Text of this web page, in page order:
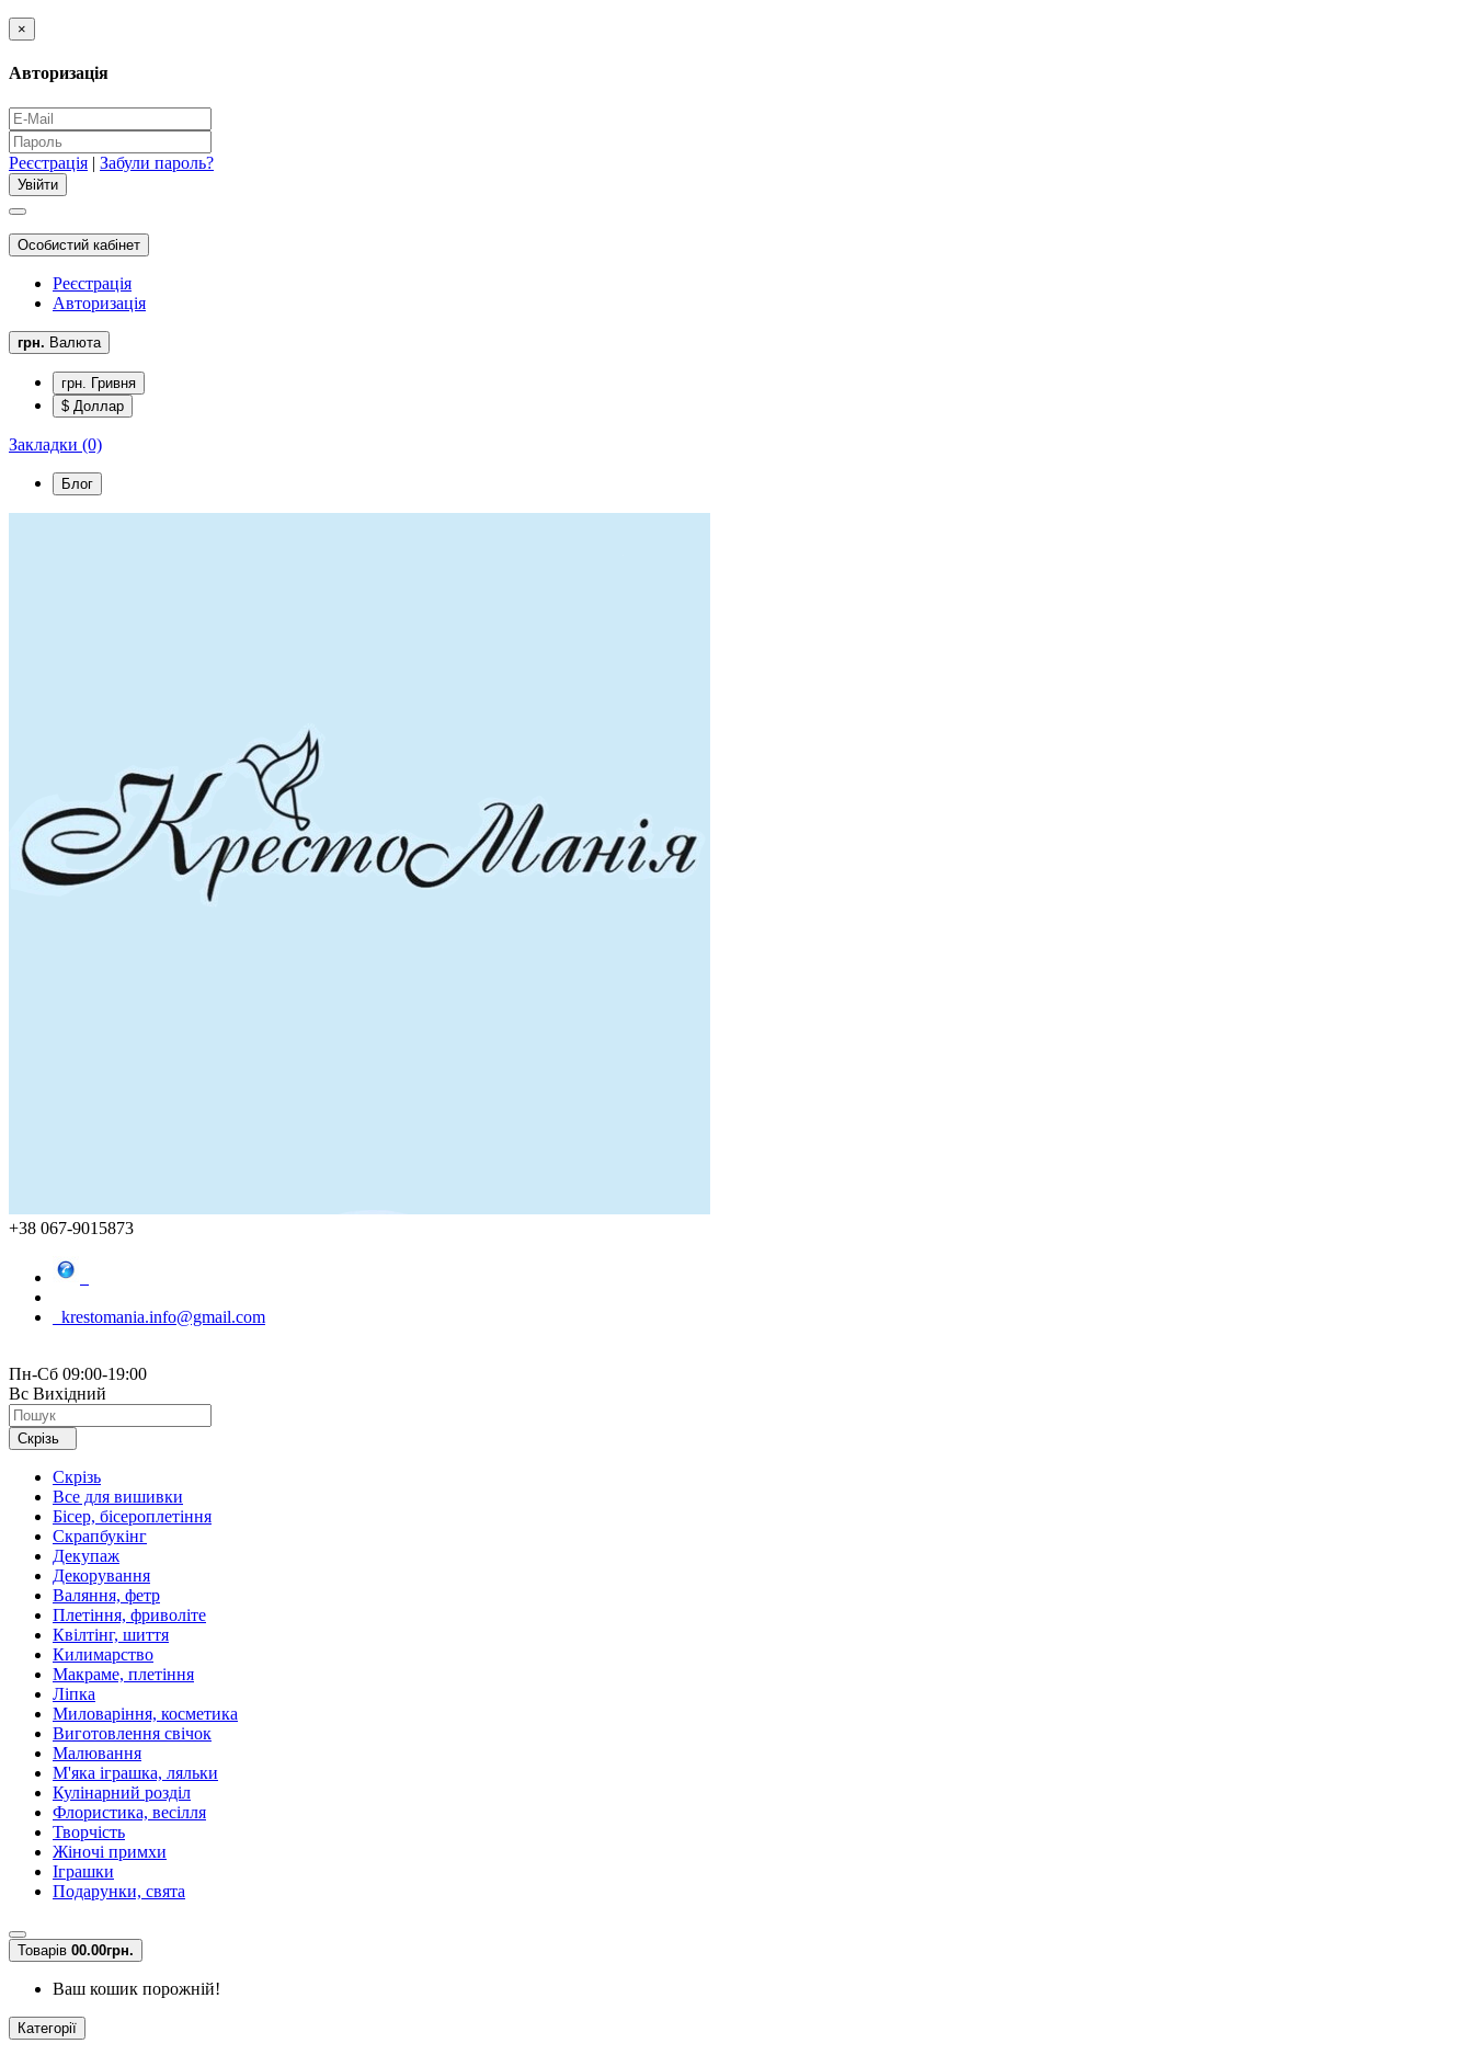
×
Авторизація
Реєстрація | Забули пароль?
Особистий кабінет
Реєстрація
Авторизація
грн. Валюта
грн. Гривня
$ Доллар
Закладки (0)
Блог
+38 067-9015873
krestomania.info@gmail.com
Пн-Сб 09:00-19:00
Вс Вихідний
Скрізь
Скрізь
Все для вишивки
Бісер, бісероплетіння
Скрапбукінг
Декупаж
Декорування
Валяння, фетр
Плетіння, фриволіте
Квілтінг, шиття
Килимарство
Макраме, плетіння
Ліпка
Миловаріння, косметика
Виготовлення свічок
Малювання
М'яка іграшка, ляльки
Кулінарний розділ
Флористика, весілля
Творчість
Жіночі примхи
Іграшки
Подарунки, свята
Товарів 00.00грн.
Ваш кошик порожній!
Категорії